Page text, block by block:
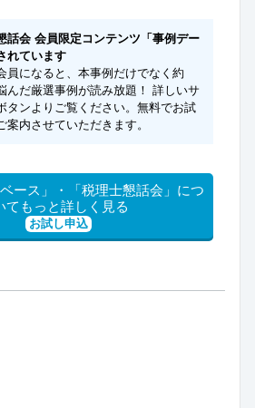
話会 会員限定コンテンツ「事例デー
れています
員になると、本事例だけでなく約
んだ厳選事例が読み放題！ 詳しいサ
タンよりご覧ください。無料でお試
案内させていただきます。
ベース」・「税理士懇話会」につ
てもっと詳しく見る
お試し申込